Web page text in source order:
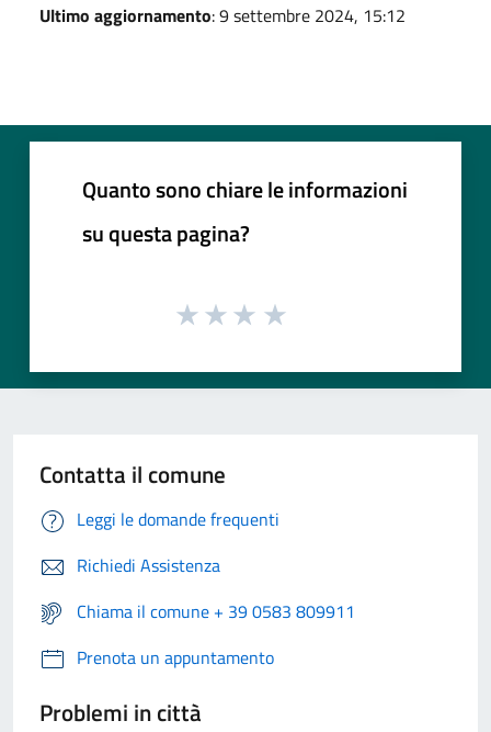
Ultimo aggiornamento: 9 settembre 2024, 15:12
Quanto sono chiare le informazioni
su questa pagina?
Contatta il comune
Leggi le domande frequenti
Richiedi Assistenza
Chiama il comune + 39 0583 809911
Prenota un appuntamento
Problemi in città